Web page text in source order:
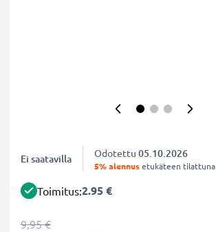
Ei saatavilla Odotettu 05.10.2026
5% alennusetukäteen tilattuna
Toimitus:2.95 €
9,95 €